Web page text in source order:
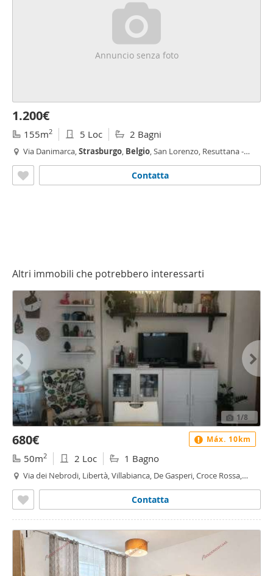
Annuncio senza foto
1.200€
155m2 5 Loc 2 Bagni
Via Danimarca,Strasburgo, Belgio, San Lorenzo, Resuttana -
Contatta
Altri immobili che potrebbero interessarti
1/8
680€
50m2 2 Loc 1 Bagno
Via dei Nebrodi, Libertà, Villabianca, De Gasperi, Croce Rossa,
Contatta
Máx. 10km